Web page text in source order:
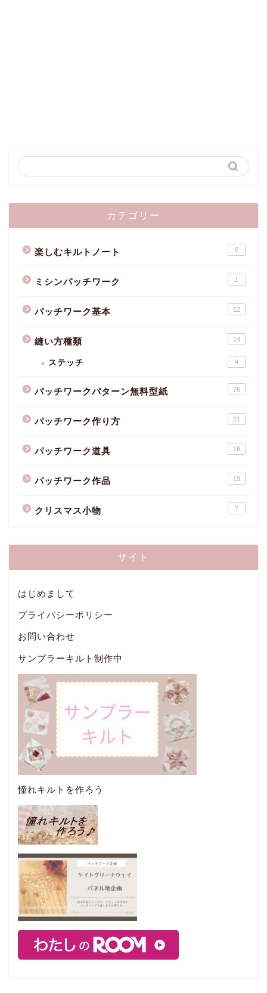
カテゴリー
楽しむキルトノート 5
ミシンパッチワーク 1
パッチワーク基本 12
縫い方種類 14
ステッチ 4
パッチワークパターン無料型紙 26
パッチワーク作り方 21
パッチワーク道具 16
パッチワーク作品 19
クリスマス小物 7
サイト
はじめまして
プライバシーポリシー
お問い合わせ
サンプラーキルト制作中
憧れキルトを作ろう